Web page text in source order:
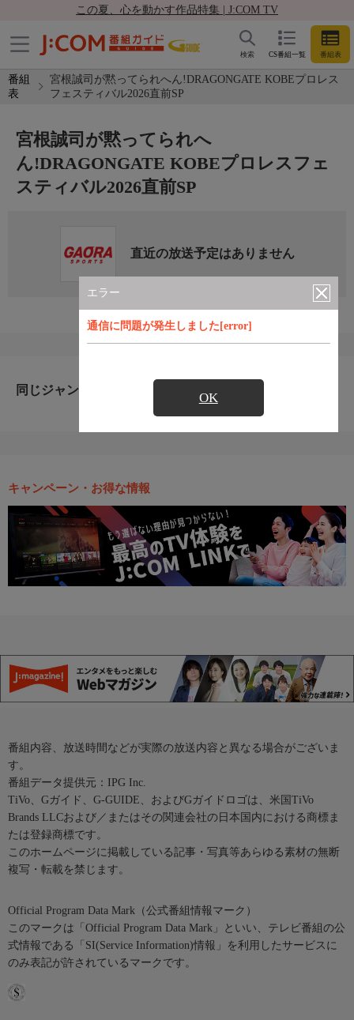
この夏、心を動かす作品特集 | J:COM TV
CS番組一覧 番組表
検索
番組
表
宮根誠司が黙ってられへん!DRAGONGATE KOBEプロレス
フェスティバル2026直前SP
エラー
通信に問題が発生しました[error]
OK
宮根誠司が黙ってられへ
ん!DRAGONGATE KOBEプロレスフェ
スティバル2026直前SP
直近の放送予定はありません
同じジャンルのおすすめ番組
キャンペーン・お得な情報
番組内容、放送時間などが実際の放送内容と異なる場合がございま
す。
番組データ提供元：IPG Inc.
TiVo、Gガイド、G-GUIDE、およびGガイドロゴは、米国TiVo
Brands LLCおよび／またはその関連会社の日本国内における商標ま
たは登録商標です。
このホームページに掲載している記事・写真等あらゆる素材の無断
複写・転載を禁じます。
Official Program Data Mark（公式番組情報マーク）
このマークは「Official Program Data Mark」といい、テレビ番組の公
式情報である「SI(Service Information)情報」を利用したサービスに
のみ表記が許されているマークです。